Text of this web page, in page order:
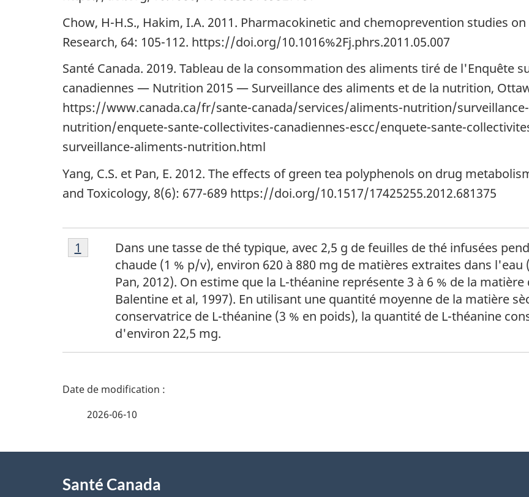
Chow, H-H.S., Hakim, I.A. 2011. Pharmacokinetic and chemoprevention studies
Research, 64: 105-112. https://doi.org/10.1016%2Fj.phrs.2011.05.007
Santé Canada. 2019. Tableau de la consommation des aliments tiré de l'Enquête
canadiennes — Nutrition 2015 — Surveillance des aliments et de la nutrition,
https://www.canada.ca/fr/sante-canada/services/aliments-nutrition/
nutrition/enquete-sante-collectivites-canadiennes-escc/enquete-sante-
surveillance-aliments-nutrition.html
Yang, C.S. et Pan, E. 2012. The effects of green tea polyphenols on drug
and Toxicology, 8(6): 677-689 https://doi.org/10.1517/17425255.2012.681375
N
d
b
a
Note
de
Dans une tasse de thé typique, avec 2,5 g de feuilles de thé infusées
chaude (1 % p/v), environ 620 à 880 mg de matières extraites dans
Pan, 2012). On estime que la L-théanine représente 3 à 6 % de la
Balentine et al, 1997). En utilisant une quantité moyenne de la matière
conservatrice de L-théanine (3 % en poids), la quantité de L-théanine
d'environ 22,5 mg.
Retour à la référence de la note de bas de page
1
D
a
2026-06-10
Santé Canada